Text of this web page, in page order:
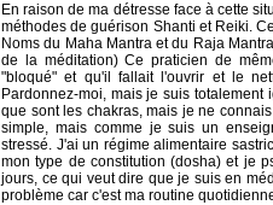
En raison de ma détresse face à cette
méthodes de guérison Shanti et Reiki.
Noms du Maha Mantra et du Raja
de la méditation) Ce praticien de
"bloqué" et qu'il fallait l'ouvrir et le
Pardonnez-moi, mais je suis
que sont les chakras, mais je ne
simple, mais comme je suis un
stressé. J'ai un régime alimentaire
mon type de constitution (dosha) et je
jours, ce qui veut dire que je suis en
problème car c'est ma routine